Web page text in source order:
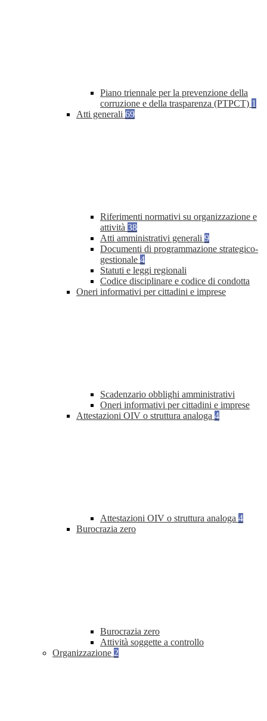
Piano triennale per la prevenzione della
corruzione e della trasparenza (PTPCT) 1
Atti generali 69
Riferimenti normativi su organizzazione e
attività 38
Atti amministrativi generali 9
Documenti di programmazione strategico-
gestionale 4
Statuti e leggi regionali
Codice disciplinare e codice di condotta
Oneri informativi per cittadini e imprese
Scadenzario obblighi amministrativi
Oneri informativi per cittadini e imprese
Attestazioni OIV o struttura analoga 4
Attestazioni OIV o struttura analoga 4
Burocrazia zero
Burocrazia zero
Attività soggette a controllo
Organizzazione 2